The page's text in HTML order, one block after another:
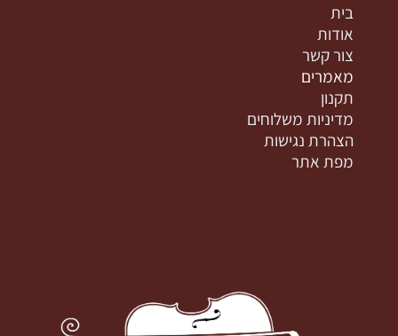
בית
אודות
צור קשר
מאמרים
תקנון
מדיניות משלוחים
הצהרת נגישות
מפת אתר